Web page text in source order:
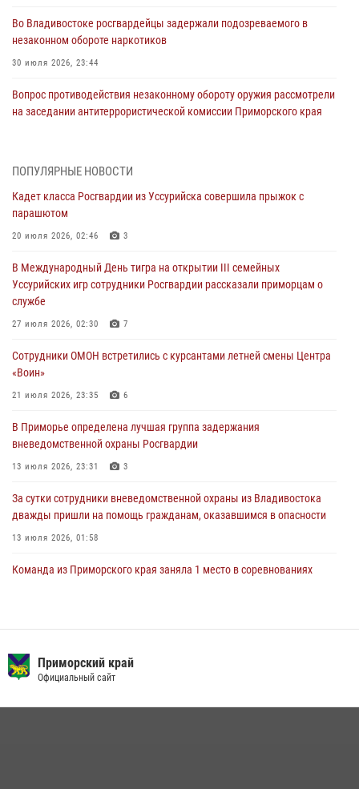
Во Владивостоке росгвардейцы задержали подозреваемого в
незаконном обороте наркотиков
30 июля 2026, 23:44
Вопрос противодействия незаконному обороту оружия рассмотрели
на заседании антитеррористической комиссии Приморского края
Во Владивостоке во дворе жилого дома сотрудники
В День Крещения Руси в Князь-Владимирском храме – Главном
ходом
28 июля 2026, 10:29
Росгвардейцы в Приморье приняли участие в молебне,
28 июля 2026, 05:39
В Международный День тигра на открытии III семейных
службе
ПОПУЛЯРНЫЕ НОВОСТИ
Кадет класса Росгвардии из Уссурийска совершила прыжок с
парашютом
20 июля 2026, 02:46 3
В Международный День тигра на открытии III семейных
Уссурийских игр сотрудники Росгвардии рассказали приморцам о
службе
27 июля 2026, 02:30 7
Сотрудники ОМОН встретились с курсантами летней смены Центра
«Воин»
21 июля 2026, 23:35 6
В Приморье определена лучшая группа задержания
вневедомственной охраны Росгвардии
13 июля 2026, 23:31 3
За сутки сотрудники вневедомственной охраны из Владивостока
дважды пришли на помощь гражданам, оказавшимся в опасности
13 июля 2026, 01:58
Команда из Приморского края заняла 1 место в соревнованиях
действия постояльца гостиницы
16 июля 2026, 01:13
Приморский край
Официальный сайт